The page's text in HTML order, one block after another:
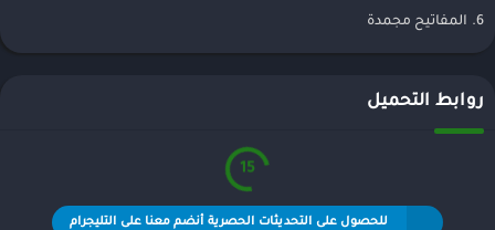
6. المفاتيح مجمدة
روابط التحميل
15
للحصول على التحديثات الحصرية أنضم معنا على التليجرام